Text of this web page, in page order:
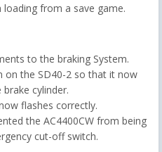
from a save game.
to the braking System.
on the SD40-2 so that it now
cylinder.
flashes correctly.
the AC4400CW from being
cut-off switch.